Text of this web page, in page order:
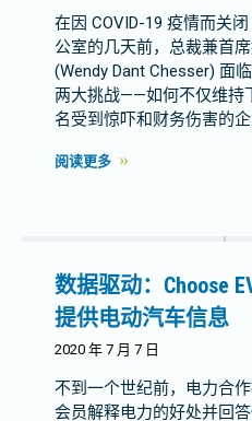
在因 COVID-19 疫情而关
公室的几天前，总裁兼首席
(Wendy Dant Chesser) 面
两大挑战——如何不仅维持
名受到惊吓和财务伤害的企
阅读更多
数据驱动：Choose
提供电动汽车信息
2020 年 7 月 7 日
不到一个世纪前，电力合
会员解释电力的好处并回